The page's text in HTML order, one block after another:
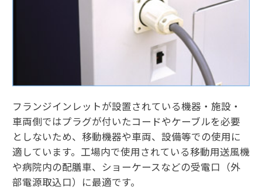
フランジインレットが設置されている機器・施設・
車両側ではプラグが付いたコードやケーブルを必要
としないため、移動機器や車両、設備等での使用に
適しています。工場内で使用されている移動用送風機
や病院内の配膳車、ショーケースなどの受電口（外
部電源取込口）に最適です。